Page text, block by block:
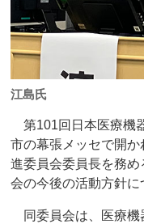
江島氏
第101回日本医療機
市の幕張メッセで開
進委員会委員長を務
会の今後の活動方針に
同委員会は、医療機